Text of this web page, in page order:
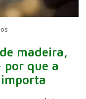
madeira,
por que a